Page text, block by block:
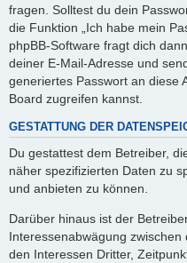
fragen. Solltest du dein
die Funktion „Ich habe mein
phpBB-Software fragt dich
deiner E-Mail-Adresse und
generiertes Passwort an diese
Board zugreifen kannst.
GESTATTUNG DER
Du gestattest dem Betreiber,
näher spezifizierten Daten zu
und anbieten zu können.
Darüber hinaus ist der
Interessenabwägung
den Interessen Dritter,